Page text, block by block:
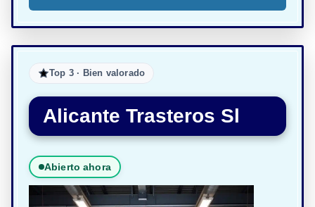
Top 3 · Bien valorado
Alicante Trasteros Sl
Abierto ahora